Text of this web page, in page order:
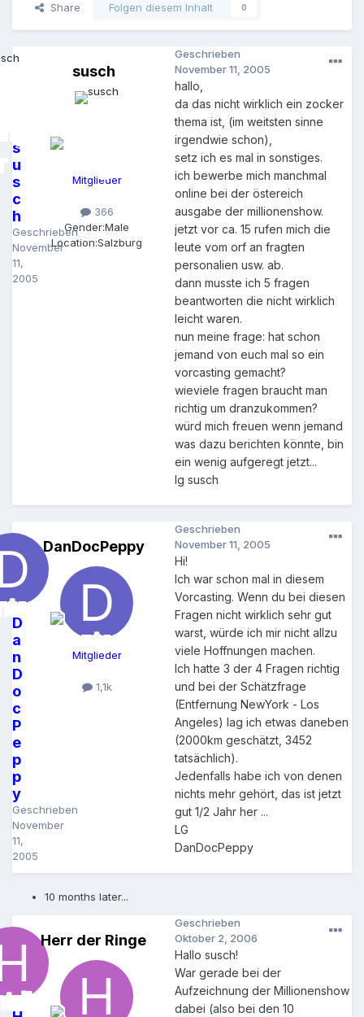
Share Folgen diesem Inhalt 0
s
u
s
c
h
Geschrieben
November
11,
2005
susch
Mitglieder
366
Gender:Male
Location:Salzburg
Geschrieben
November 11, 2005
hallo,
da das nicht wirklich ein zocker
thema ist, (im weitsten sinne
irgendwie schon),
setz ich es mal in sonstiges.
ich bewerbe mich manchmal
online bei der östereich
ausgabe der millionenshow.
jetzt vor ca. 15 rufen mich die
leute vom orf an fragten
personalien usw. ab.
dann musste ich 5 fragen
beantworten die nicht wirklich
leicht waren.
nun meine frage: hat schon
jemand von euch mal so ein
vorcasting gemacht?
wieviele fragen braucht man
richtig um dranzukommen?
würd mich freuen wenn jemand
was dazu berichten könnte, bin
ein wenig aufgeregt jetzt...
lg susch
D
a
n
D
o
c
P
e
p
p
y
Geschrieben
November
11,
2005
DanDocPeppy
Mitglieder
1,1k
Geschrieben
November 11, 2005
Hi!
Ich war schon mal in diesem
Vorcasting. Wenn du bei diesen
Fragen nicht wirklich sehr gut
warst, würde ich mir nicht allzu
viele Hoffnungen machen.
Ich hatte 3 der 4 Fragen richtig
und bei der Schätzfrage
(Entfernung NewYork - Los
Angeles) lag ich etwas daneben
(2000km geschätzt, 3452
tatsächlich).
Jedenfalls habe ich von denen
nichts mehr gehört, das ist jetzt
gut 1/2 Jahr her ...
LG
DanDocPeppy
10 months later...
Herr der Ringe
Geschrieben
Oktober 2, 2006
Hallo susch!
War gerade bei der
Aufzeichnung der Millionenshow
dabei (also bei den 10